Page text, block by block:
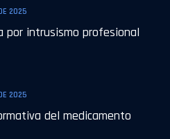
2025
por intrusismo profesional
2025
del medicamento